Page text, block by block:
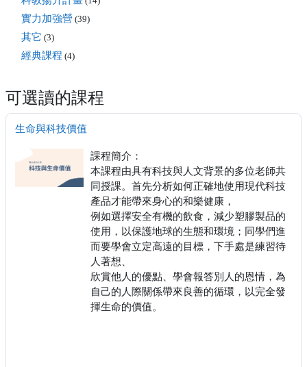
實力加強營 (39)
其它 (3)
經典課程 (4)
可選讀的課程
生命與科技價值
課程簡介：
本課程由具有科技與人文背景的多位老師共
同授課。首先分析如何正確地使用現代科技
產品才能帶來身心的和樂健康，
例如選擇安全有機的飲食，減少塑膠製品的
使用，以保護地球的生態和環境；同學們進
而要學會立定高遠的目標，下手處是練習待
人著想、
欣賞他人的優點、學會報答別人的恩情，為
自己的人際關係帶來良善的循環，以完全發
揮生命的價值。